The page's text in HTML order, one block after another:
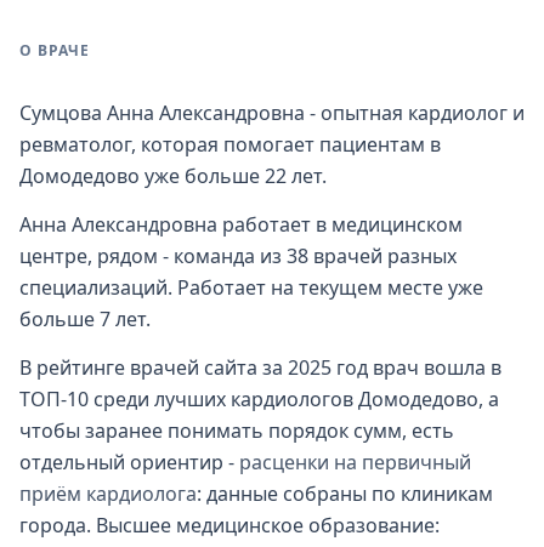
О ВРАЧЕ
Сумцова Анна Александровна - опытная кардиолог и
ревматолог, которая помогает пациентам в
Домодедово уже больше 22 лет.
Анна Александровна работает в медицинском
центре, рядом - команда из 38 врачей разных
специализаций. Работает на текущем месте уже
больше 7 лет.
В рейтинге врачей сайта за 2025 год врач вошла в
ТОП-10 среди лучших кардиологов Домодедово, а
чтобы заранее понимать порядок сумм, есть
отдельный ориентир - расценки на первичный
приём кардиолога: данные собраны по клиникам
города. Высшее медицинское образование: